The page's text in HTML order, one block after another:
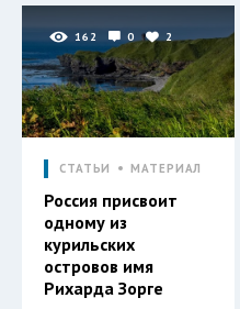
162 0 2
СТАТЬИ МАТЕРИАЛ
Россия присвоит
одному из
курильских
островов имя
Рихарда Зорге